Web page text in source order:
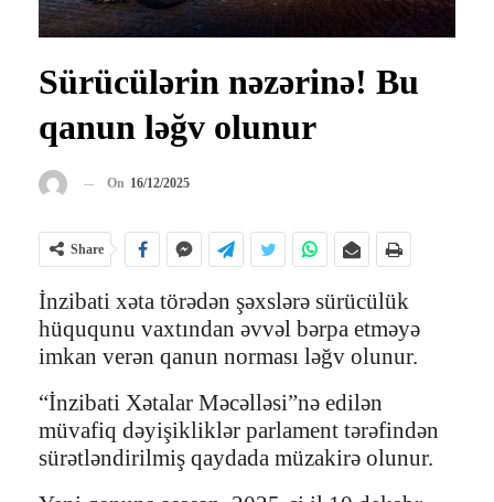
Sürücülərin nəzərinə! Bu
qanun ləğv olunur
On 16/12/2025
Share
İnzibati xəta törədən şəxslərə sürücülük
hüququnu vaxtından əvvəl bərpa etməyə
imkan verən qanun norması ləğv olunur.
“İnzibati Xətalar Məcəlləsi”nə edilən
müvafiq dəyişikliklər parlament tərəfindən
sürətləndirilmiş qaydada müzakirə olunur.